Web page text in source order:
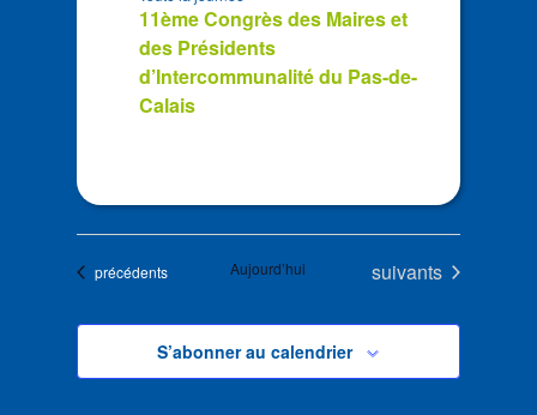
11ème Congrès des Maires et
des Présidents
d’Intercommunalité du Pas-de-
Calais
Évènements
précédents Aujourd’hui Évènements
suivants
S’abonner au calendrier